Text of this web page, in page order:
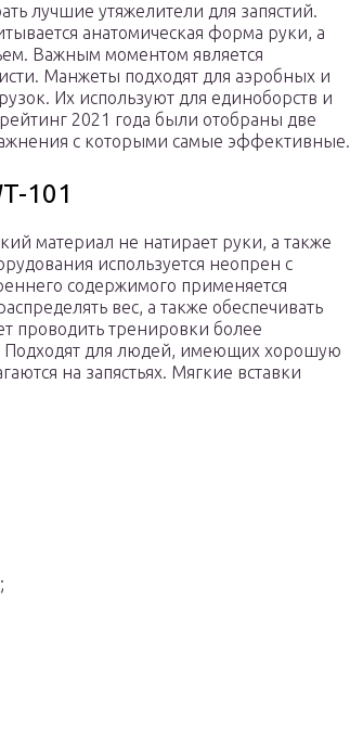
лучшие утяжелители для запястий.
анатомическая форма руки, а
Важным моментом является
Манжеты подходят для аэробных и
Их используют для единоборств и
2021 года были отобраны две
с которыми самые эффективные.
101
материал не натирает руки, а также
используется неопрен с
содержимого применяется
вес, а также обеспечивать
проводить тренировки более
Подходят для людей, имеющих хорошую
на запястьях. Мягкие вставки